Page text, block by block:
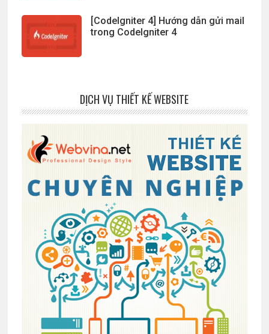
[CodeIgniter 4] Hướng dẫn gửi mail
trong CodeIgniter 4
DỊCH VỤ THIẾT KẾ WEBSITE